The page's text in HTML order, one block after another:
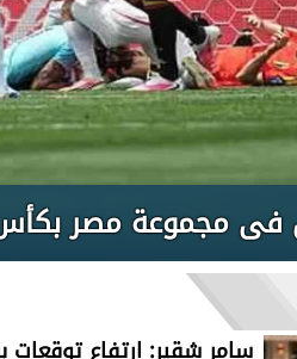
فى مجموعة مصر
سامر شقير: ارتفاع توقعات